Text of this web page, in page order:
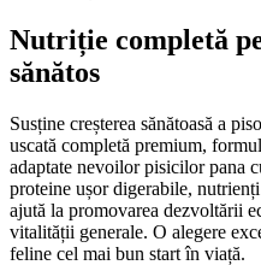
Nutriție completă
sănătos
Susține creșterea sănătoasă a
uscată completă premium,
adaptate nevoilor pisicilor pana
proteine ​​ușor digerabile,
ajută la promovarea dezvoltării
vitalității generale. O alegere
feline cel mai bun start în viață.